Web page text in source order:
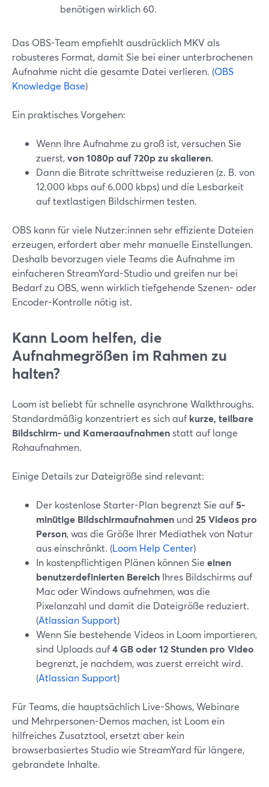
benötigen wirklich 60.
Das OBS-Team empfiehlt ausdrücklich MKV als
robusteres Format, damit Sie bei einer unterbrochenen
Aufnahme nicht die gesamte Datei verlieren. (OBS
Knowledge Base)
Ein praktisches Vorgehen:
Wenn Ihre Aufnahme zu groß ist, versuchen Sie
zuerst,von 1080p auf 720p zu skalieren.
Dann die Bitrate schrittweise reduzieren (z. B. von
12.000 kbps auf 6.000 kbps) und die Lesbarkeit
auf textlastigen Bildschirmen testen.
OBS kann für viele Nutzer:innen sehr effiziente Dateien
erzeugen, erfordert aber mehr manuelle Einstellungen.
Deshalb bevorzugen viele Teams die Aufnahme im
einfacheren StreamYard-Studio und greifen nur bei
Bedarf zu OBS, wenn wirklich tiefgehende Szenen- oder
Encoder-Kontrolle nötig ist.
Kann Loom helfen, die
Aufnahmegrößen im Rahmen zu
halten?
Loom ist beliebt für schnelle asynchrone Walkthroughs.
Standardmäßig konzentriert es sich aufkurze, teilbare
Bildschirm- und Kameraaufnahmenstatt auf lange
Rohaufnahmen.
Einige Details zur Dateigröße sind relevant:
Der kostenlose Starter-Plan begrenzt Sie auf5-
minütige Bildschirmaufnahmen und 25 Videos pro
Person, was die Größe Ihrer Mediathek von Natur
aus einschränkt. (Loom Help Center)
In kostenpflichtigen Plänen können Sie einen
benutzerdefinierten Bereich Ihres Bildschirms auf
Mac oder Windows aufnehmen, was die
Pixelanzahl und damit die Dateigröße reduziert.
(Atlassian Support)
Wenn Sie bestehende Videos in Loom importieren,
sind Uploads auf4 GB oder 12 Stunden pro Video
begrenzt, je nachdem, was zuerst erreicht wird.
(Atlassian Support)
Für Teams, die hauptsächlich Live-Shows, Webinare
und Mehrpersonen-Demos machen, ist Loom ein
hilfreiches Zusatztool, ersetzt aber kein
browserbasiertes Studio wie StreamYard für längere,
gebrandete Inhalte.